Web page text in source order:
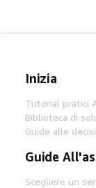
Inizia
Tutorial pratici
Biblioteca di
Guide alle
Guide
Scegliere un